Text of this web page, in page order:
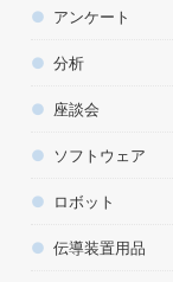
アンケート
分析
座談会
ソフトウェア
ロボット
伝導装置用品